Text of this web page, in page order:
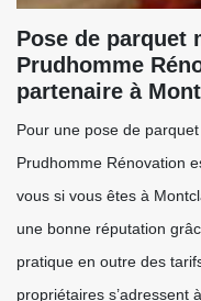
Pose de parquet
Prudhomme
partenaire à
Pour une pose de
Prudhomme Rénovation
vous si vous êtes à
une bonne réputation
pratique en outre des
propriétaires s’adressent